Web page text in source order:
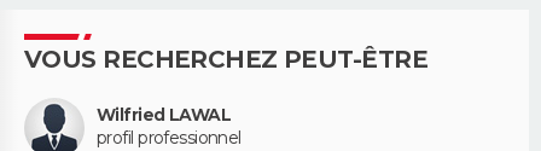
VOUS RECHERCHEZ PEUT-ÊTRE
Wilfried LAWAL
profil professionnel